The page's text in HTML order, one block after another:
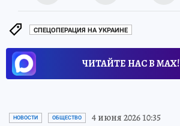
СПЕЦОПЕРАЦИЯ НА УКРАИНЕ
ЧИТАЙТЕ НАС В МАХ!
НОВОСТИ ОБЩЕСТВО 4 июня 2026 10:35